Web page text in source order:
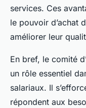
services. Ces
le pouvoir d’achat
améliorer leur
En bref, le comité
un rôle essentiel
salariaux. Il
répondent aux